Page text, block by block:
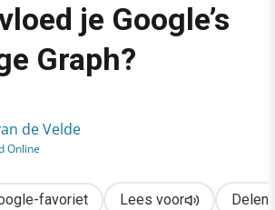
je Google’s
Graph?
de Velde
Online
favoriet Lees voor Delen